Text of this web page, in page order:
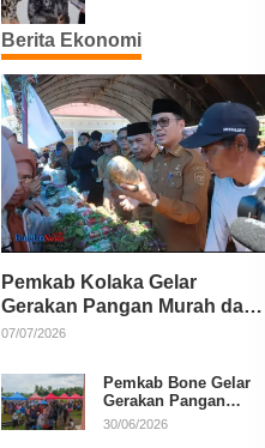
Putusan MK
Berita Ekonomi
Pemkab Kolaka Gelar
Gerakan Pangan Murah dan
Salurkan Pupuk Organik
07/07/2026
Pemkab Bone Gelar
Gerakan Pangan
Murah, Warga Serbu
30/06/2026